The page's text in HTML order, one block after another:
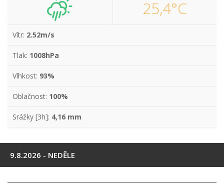
25,4°C
Vítr: 2.52m/s
Tlak: 1008hPa
Vlhkost: 93%
Oblačnost: 100%
Srážky [3h]: 4,16 mm
9.8.2026 - NEDĚLE